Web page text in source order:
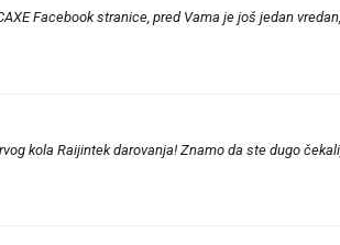
Facebook stranice, pred Vama je još jedan
kola Raijintek darovanja! Znamo da ste dugo